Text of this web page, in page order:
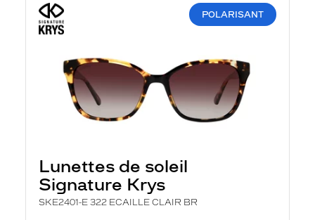
POLARISANT
Lunettes de soleil
Signature Krys
SKE2401-E 322 ECAILLE CLAIR BR